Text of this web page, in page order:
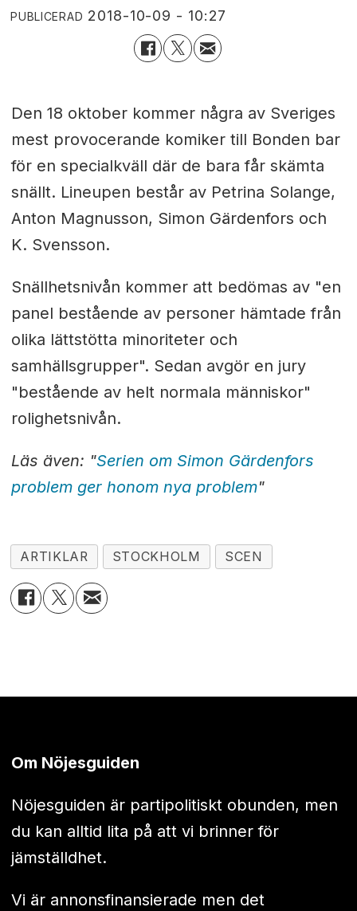
PUBLICERAD 2018-10-09 - 10:27
Den 18 oktober kommer några av Sveriges
mest provocerande komiker till Bonden bar
för en specialkväll där de bara får skämta
snällt. Lineupen består av Petrina Solange,
Anton Magnusson, Simon Gärdenfors och
K. Svensson.
Snällhetsnivån kommer att bedömas av "en
panel bestående av personer hämtade från
olika lättstötta minoriteter och
samhällsgrupper". Sedan avgör en jury
"bestående av helt normala människor"
rolighetsnivån.
Läs även: "Serien om Simon Gärdenfors
problem ger honom nya problem"
ARTIKLAR STOCKHOLM SCEN
Om Nöjesguiden
Nöjesguiden är partipolitiskt obunden, men
du kan alltid lita på att vi brinner för
jämställdhet.
Vi är annonsfinansierade men det